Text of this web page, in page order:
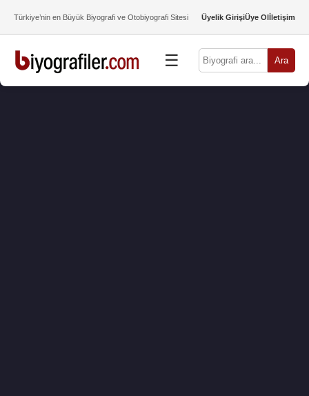
Türkiye’nin en Büyük Biyografi ve Otobiyografi Sitesi Üyelik GirişiÜye Olİletişim
☰ Ara